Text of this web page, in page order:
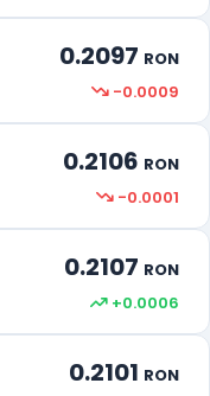
0.2097 RON
-0.0009
0.2106 RON
-0.0001
0.2107 RON
+0.0006
0.2101 RON